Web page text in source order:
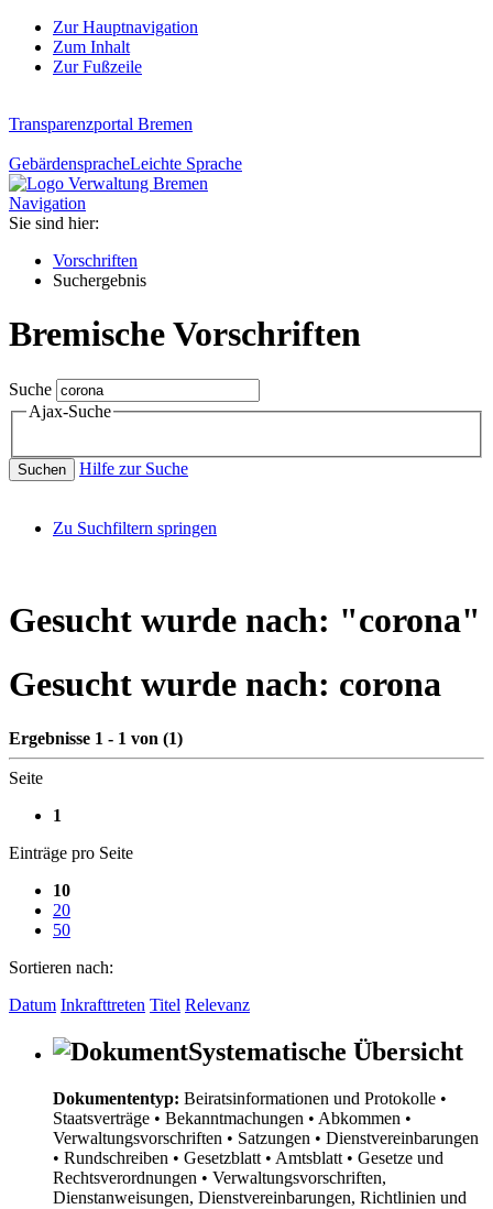
Zur Hauptnavigation
Zum Inhalt
Zur Fußzeile
Transparenzportal Bremen
GebärdenspracheLeichte Sprache
Navigation
Sie sind hier:
Vorschriften
Suchergebnis
Bremische Vorschriften
Suche
Ajax-Suche
Suchen Hilfe zur Suche
Zu Suchfiltern springen
Gesucht wurde nach: "corona"
Gesucht wurde nach: corona
Ergebnisse 1 - 1 von (1)
Seite
1
Einträge pro Seite
10
20
50
Sortieren nach:
Datum Inkrafttreten Titel Relevanz
Systematische Übersicht
Dokumententyp: Beiratsinformationen und Protokolle •
Staatsverträge • Bekanntmachungen • Abkommen •
Verwaltungsvorschriften • Satzungen • Dienstvereinbarungen
• Rundschreiben • Gesetzblatt • Amtsblatt • Gesetze und
Rechtsverordnungen • Verwaltungsvorschriften,
Dienstanweisungen, Dienstvereinbarungen, Richtlinien und